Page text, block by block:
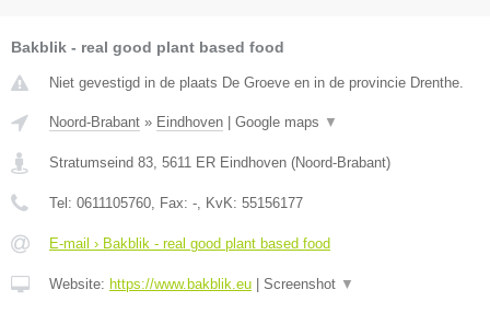
Bakblik - real good plant based food
Niet gevestigd in de plaats De Groeve en in de provincie Drenthe.
Noord-Brabant » Eindhoven | Google maps ▼
Stratumseind 83 5611 ER Eindhoven (Noord-Brabant)
Tel: 0611105760 , Fax: - , KvK: 55156177
E-mail › Bakblik - real good plant based food
Website: https://www.bakblik.eu | Screenshot ▼